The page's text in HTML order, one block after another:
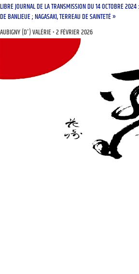
LIBRE JOURNAL DE LA TRANSMISSION DU 14 OCTOBRE
DE BANLIEUE ; NAGASAKI, TERREAU DE SAINTETÉ »
AUBIGNY (D') VALÉRIE 2 FÉVRIER 2026